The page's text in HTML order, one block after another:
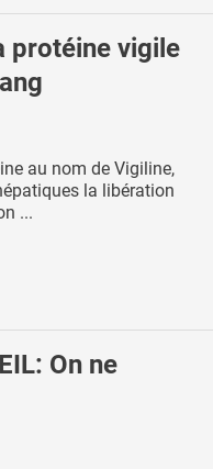
protéine vigile
au nom de Vigiline,
la libération
...
On ne